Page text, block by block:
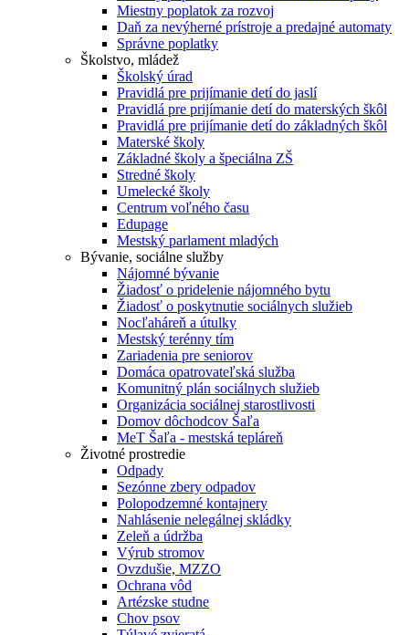
Miestny poplatok za rozvoj
Daň za nevýherné prístroje a predajné automaty
Správne poplatky
Školstvo, mládež
Školský úrad
Pravidlá pre prijímanie detí do jaslí
Pravidlá pre prijímanie detí do materských škôl
Pravidlá pre prijímanie detí do základných škôl
Materské školy
Základné školy a špeciálna ZŠ
Stredné školy
Umelecké školy
Centrum voľného času
Edupage
Mestský parlament mladých
Bývanie, sociálne služby
Nájomné bývanie
Žiadosť o pridelenie nájomného bytu
Žiadosť o poskytnutie sociálnych služieb
Nocľaháreň a útulky
Mestský terénny tím
Zariadenia pre seniorov
Domáca opatrovateľská služba
Komunitný plán sociálnych služieb
Organizácia sociálnej starostlivosti
Domov dôchodcov Šaľa
MeT Šaľa - mestská tepláreň
Životné prostredie
Odpady
Sezónne zbery odpadov
Polopodzemné kontajnery
Nahlásenie nelegálnej skládky
Zeleň a údržba
Výrub stromov
Ovzdušie, MZZO
Ochrana vôd
Artézske studne
Chov psov